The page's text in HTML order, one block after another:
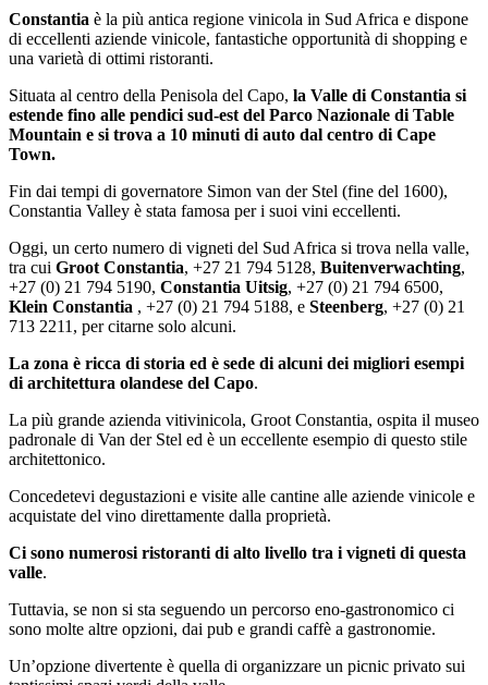
Constantia è la più antica regione vinicola in Sud Africa e dispone
di eccellenti aziende vinicole, fantastiche opportunità di shopping e
una varietà di ottimi ristoranti.
Situata al centro della Penisola del Capo, la Valle di Constantia si
estende fino alle pendici sud-est del Parco Nazionale di Table
Mountain e si trova a 10 minuti di auto dal centro di Cape
Town.
Fin dai tempi di governatore Simon van der Stel (fine del 1600),
Constantia Valley è stata famosa per i suoi vini eccellenti.
Oggi, un certo numero di vigneti del Sud Africa si trova nella valle,
tra cui Groot Constantia, +27 21 794 5128, Buitenverwachting,
+27 (0) 21 794 5190, Constantia Uitsig, +27 (0) 21 794 6500,
Klein Constantia , +27 (0) 21 794 5188, e Steenberg, +27 (0) 21
713 2211, per citarne solo alcuni.
La zona è ricca di storia ed è sede di alcuni dei migliori esempi
di architettura olandese del Capo.
La più grande azienda vitivinicola, Groot Constantia, ospita il museo
padronale di Van der Stel ed è un eccellente esempio di questo stile
architettonico.
Concedetevi degustazioni e visite alle cantine alle aziende vinicole e
acquistate del vino direttamente dalla proprietà.
Ci sono numerosi ristoranti di alto livello tra i vigneti di questa
valle.
Tuttavia, se non si sta seguendo un percorso eno-gastronomico ci
sono molte altre opzioni, dai pub e grandi caffè a gastronomie.
Un’opzione divertente è quella di organizzare un picnic privato sui